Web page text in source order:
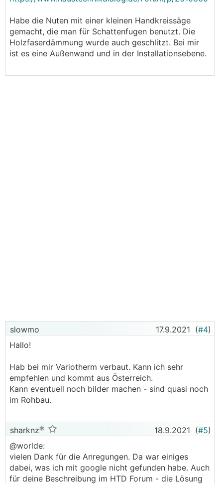
Habe die Nuten mit einer kleinen Handkreissäge
gemacht, die man für Schattenfugen benutzt. Die
Holzfaserdämmung wurde auch geschlitzt. Bei mir
ist es eine Außenwand und in der Installationsebene.
slowmo 17.9.2021 (#4)
Hallo!
Hab bei mir Variotherm verbaut. Kann ich sehr
empfehlen und kommt aus Österreich.
Kann eventuell noch bilder machen - sind quasi noch
im Rohbau.
sharknz 18.9.2021 (#5)
@worlde:
vielen Dank für die Anregungen. Da war einiges
dabei, was ich mit google nicht gefunden habe. Auch
für deine Beschreibung im HTD Forum - die Lösung